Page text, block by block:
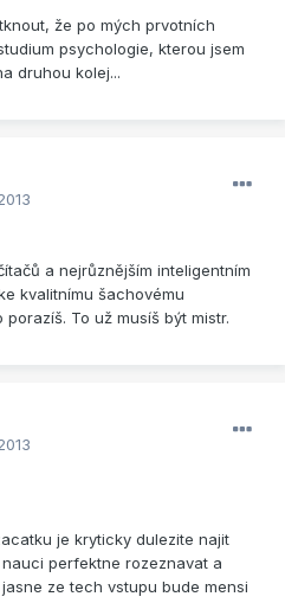
že po mých prvotních
psychologie, kterou jsem
druhou kolej...
a nejrůznějším inteligentním
kvalitnímu šachovému
To už musíš být mistr.
je kryticky dulezite najit
perfektne rozeznavat a
ze tech vstupu bude mensi